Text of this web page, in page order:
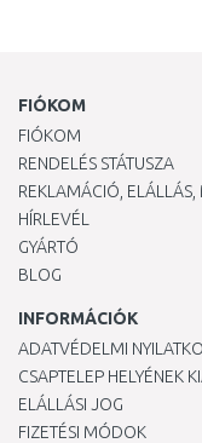
FIÓKOM
FIÓKOM
RENDELÉS STÁTUSZA
REKLAMÁCIÓ, ELÁLLÁS,
HÍRLEVÉL
GYÁRTÓ
BLOG
INFORMÁCIÓK
ADATVÉDELMI
CSAPTELEP HELYÉNEK
ELÁLLÁSI JOG
FIZETÉSI MÓDOK